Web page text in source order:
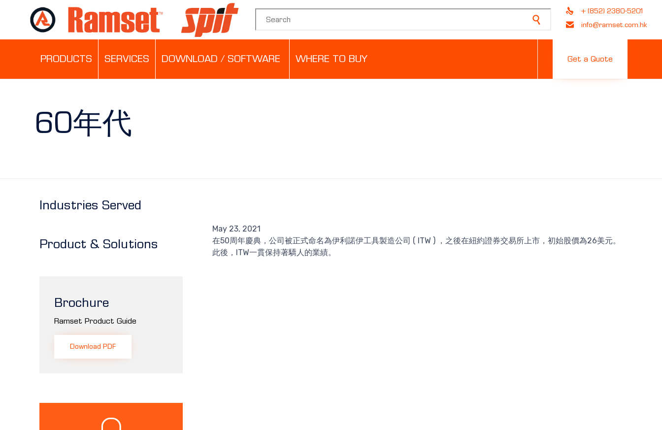
+ (852) 2380-5201
info@ramset.com.hk
PRODUCTS SERVICES DOWNLOAD / SOFTWARE WHERE TO BUY Get a Quote
60年代
May 23, 2021
在50周年慶典，公司被正式命名為伊利諾伊工具製造公司 ( ITW ) ，之後在紐約證券交易所上市，初始股價為26美元。
此後，ITW一貫保持著驕人的業績。
Industries Served
Product & Solutions
Brochure
Ramset Product Guide
Download PDF